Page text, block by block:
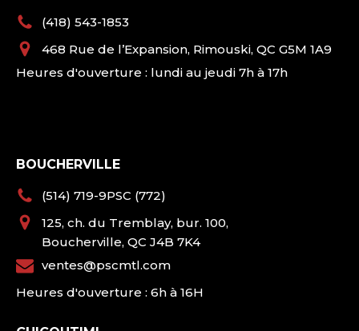
(418) 543-1853
468 Rue de l’Expansion, Rimouski, QC G5M 1A9
Heures d'ouverture : lundi au jeudi 7h à 17h
BOUCHERVILLE
(514) 719-9PSC (772)
125, ch. du Tremblay, bur. 100,
Boucherville, QC J4B 7K4
ventes@pscmtl.com
Heures d'ouverture : 6h à 16H